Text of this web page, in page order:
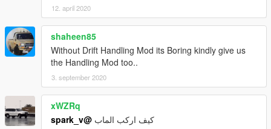
12. april 2020
shaheen85
Without Drift Handling Mod its Boring kindly give us
the Handling Mod too..
3. september 2020
xWZRq
كيف اركب الماب @spark_v